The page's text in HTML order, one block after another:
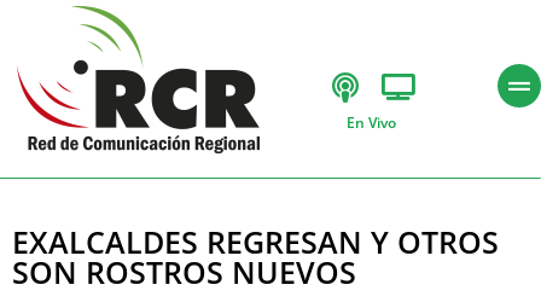
En Vivo
EXALCALDES REGRESAN Y OTROS
SON ROSTROS NUEVOS